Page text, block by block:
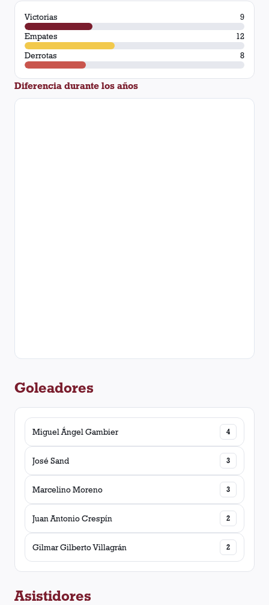
Victorias
9
Empates
12
Derrotas
8
Diferencia durante los años
Goleadores
Miguel Ángel Gambier 4
José Sand 3
Marcelino Moreno 3
Juan Antonio Crespín 2
Gilmar Gilberto Villagrán 2
Asistidores